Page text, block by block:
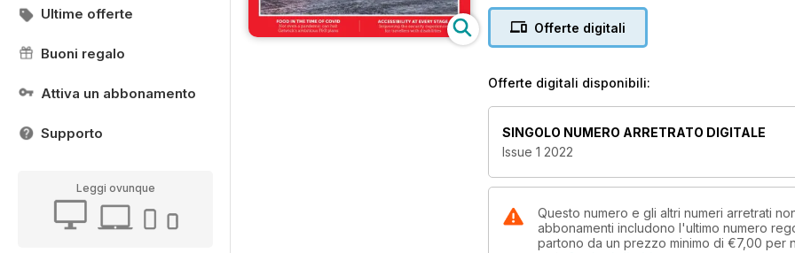
Ultime offerte
Buoni regalo
Attiva un abbonamento
Supporto
Leggi ovunque
How to tackle the CAA’s Assure audit
ACCESSIBILITY AT EVERY STAGE
Improving the security experience for travellers with
Offerte digitali
Offerte digitali disponibili:
SINGOLO NUMERO ARRETRATO DIGITALE
Issue 1 2022
Questo numero e gli altri numeri arretrati
abbonamenti includono l'ultimo numero
partono da un prezzo minimo di €7,00 per